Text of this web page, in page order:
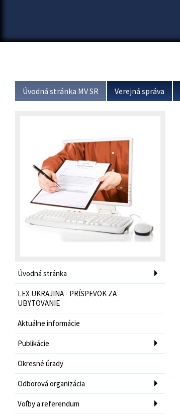
Úvodná stránka MV SR Verejná správa
Úvodná stránka
LEX UKRAJINA - PRÍSPEVOK ZA
UBYTOVANIE
Aktuálne informácie
Publikácie
Okresné úrady
Odborová organizácia
Voľby a referendum